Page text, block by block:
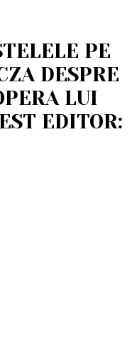
PE
DESPRE
LUI
EDITOR: